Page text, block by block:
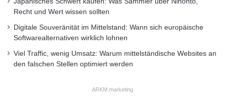
Recht und Wert wissen sollten
Digitale Souveränität im Mittelstand: Wann sich europäische
Softwarealternativen wirklich lohnen
Viel Traffic, wenig Umsatz: Warum mittelständische Websites an
den falschen Stellen optimiert werden
ARKM.marketing